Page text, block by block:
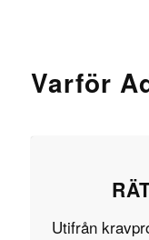
Varför
Utifrån